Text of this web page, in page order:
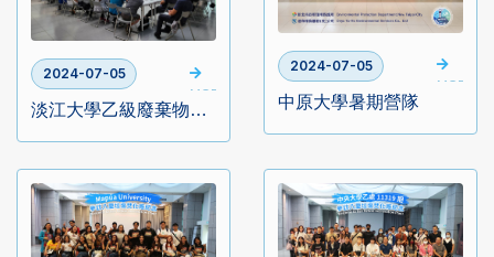
2024-07-05
MORE
淡江大學乙級廢棄物清理訓練班
2024-07-05
MORE
中原大學暑期營隊